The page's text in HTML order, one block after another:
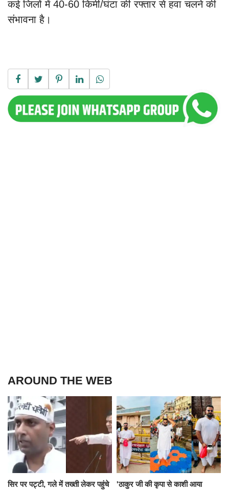
कई जिलों में 40-60 किमी/घंटा की रफ्तार से हवा चलने की
संभावना है।
AROUND THE WEB
सिर पर पट्टी, गले में तख्ती लेकर पहुंचे
'ठाकुर जी की कृपा से काशी आया